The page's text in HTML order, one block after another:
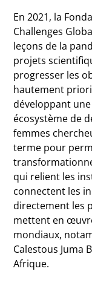
En 2021, la
Challenges
leçons de la
projets
progresser les
hautement
développant
écosystème de
femmes
terme pour
qui relient les
connectent les
directement les
mettent en
mondiaux,
Calestous Juma
Afrique.